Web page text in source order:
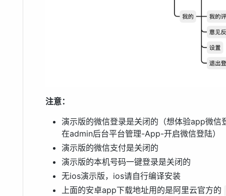
注意：
演示版的微信登录是关闭的（想体验app微
在admin后台平台管理-App-开启微信登陆）
演示版的微信支付是关闭的
演示版的本机号码一键登录是关闭的
无ios演示版，ios请自行编译安装
上面的安卓app下载地址用的是阿里云官方的